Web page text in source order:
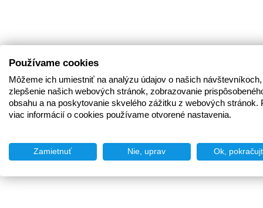
Používame cookies
Môžeme ich umiestniť na analýzu údajov o našich
zlepšenie našich webových stránok, zobrazovanie
obsahu a na poskytovanie skvelého zážitku z webových stránok.
viac informácií o cookies používame otvorené nastavenia.
Zamietnuť Nie, uprav Ok,